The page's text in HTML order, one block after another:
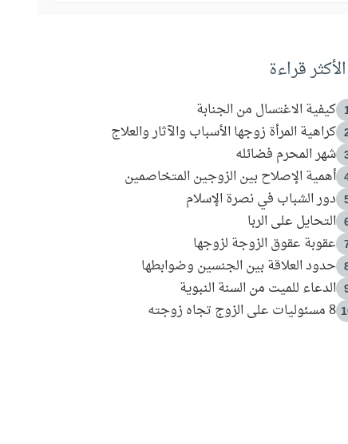
الأكثر قراءة
كيفية الاغتسال من الجنابة
كراهية المرأة زوجها الأسباب والآثار والعلاج
شهر المحرم فضائله
أهمية الإصلاح بين الزوجين المتخاصمين
دور الشباب في نصرة الإسلام
التحايل على الربا
عقوبة عقوق الزوجة لزوجها
حدود العلاقة بين الجنسين وضوابطها
الدعاء للميت من السنة النبوية
8 مسئوليات على الزوج تجاه زوجته